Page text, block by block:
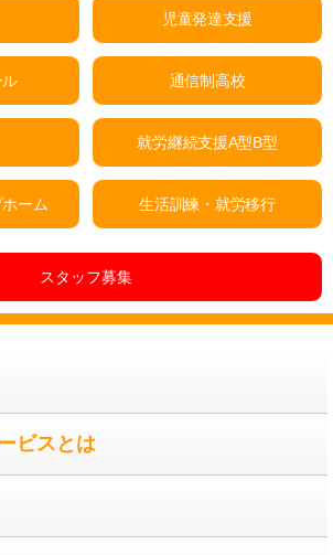
児童発達支援
通信制高校
就労継続支援A型B型
ーム 生活訓練・就労移行
スタッフ募集
ビスとは